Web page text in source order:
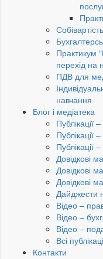
Практикум
перехід на
ПДВ для
навчання
Блог і медіатека
Публікації
Публікації
Публікації
Довідкові
Довідкові
Довідкові
Дайджести
Відео –
Відео –
Відео –
Всі
Контакти